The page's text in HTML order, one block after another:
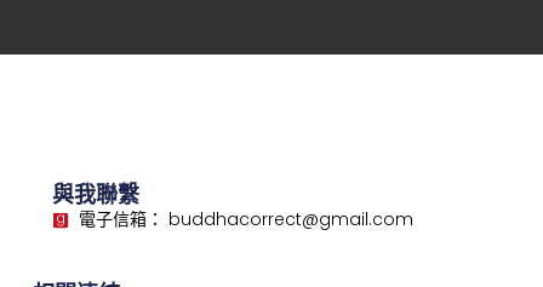
與我聯繫
電子信箱： buddhacorrect@gmail.com